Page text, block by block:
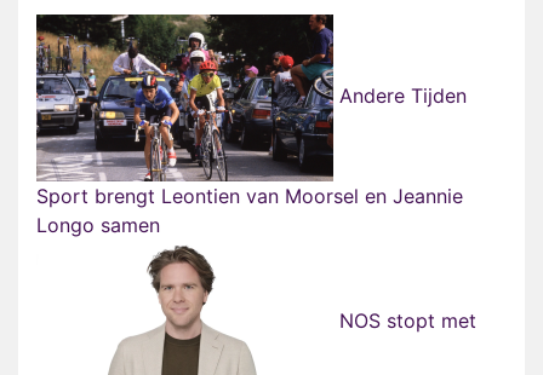
Andere Tijden
Sport brengt Leontien van Moorsel en Jeannie
Longo samen
NOS stopt met